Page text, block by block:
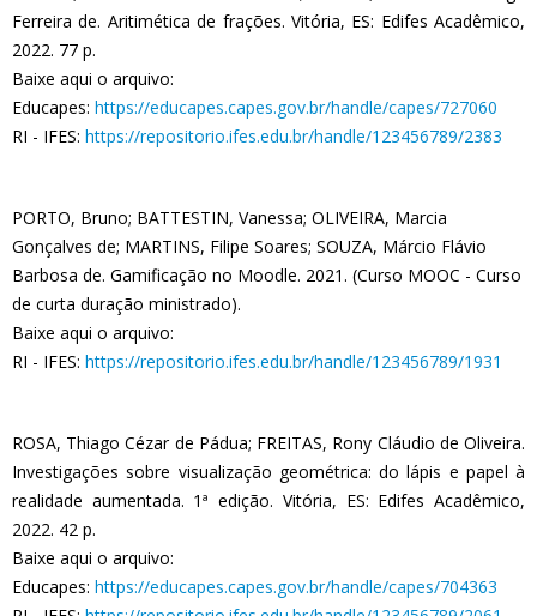
Ferreira de. Aritimética de frações. Vitória, ES: Edifes Acadêmico,
2022. 77 p.
Baixe aqui o arquivo:
Educapes: https://educapes.capes.gov.br/handle/capes/727060
RI - IFES: https://repositorio.ifes.edu.br/handle/123456789/2383
PORTO, Bruno; BATTESTIN, Vanessa; OLIVEIRA, Marcia
Gonçalves de; MARTINS, Filipe Soares; SOUZA, Márcio Flávio
Barbosa de. Gamificação no Moodle. 2021. (Curso MOOC - Curso
de curta duração ministrado).
Baixe aqui o arquivo:
RI - IFES: https://repositorio.ifes.edu.br/handle/123456789/1931
ROSA, Thiago Cézar de Pádua; FREITAS, Rony Cláudio de Oliveira.
Investigações sobre visualização geométrica: do lápis e papel à
realidade aumentada. 1ª edição. Vitória, ES: Edifes Acadêmico,
2022. 42 p.
Baixe aqui o arquivo:
Educapes: https://educapes.capes.gov.br/handle/capes/704363